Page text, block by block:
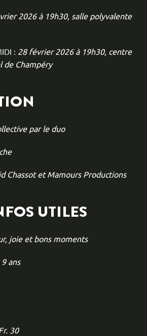
2026 à 19h30, salle polyvalente
: 28 février 2026 à 19h30, centre
de Champéry
par le duo
Chassot et Mamours Productions
UTILES
joie et bons moments
ans
30